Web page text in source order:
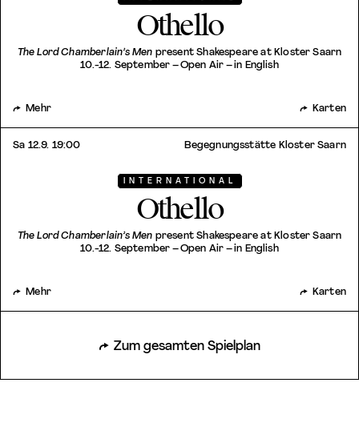
Othello
The Lord Chamberlain’s Men present Shakespeare at Kloster Saarn
10.-12. September – Open Air – in English
Mehr Karten
Sa 12.9. 19:00 Begegnungsstätte Kloster Saarn
INTERNATIONAL
Othello
The Lord Chamberlain’s Men present Shakespeare at Kloster Saarn
10.-12. September – Open Air – in English
Mehr Karten
Zum gesamten Spielplan